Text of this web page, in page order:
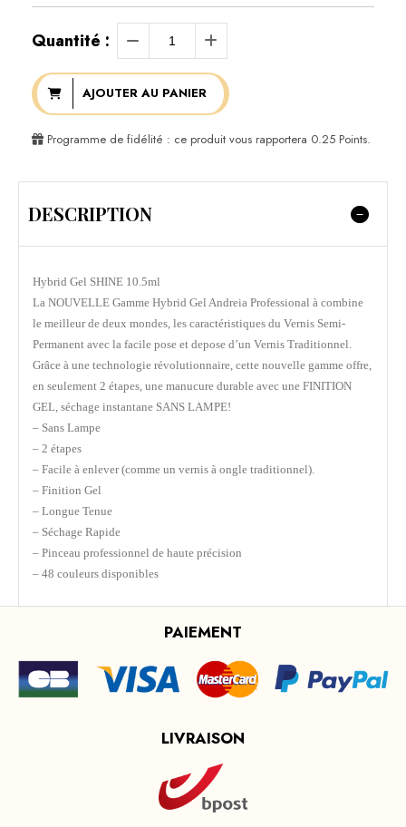
Quantité :
AJOUTER AU PANIER
Programme de fidélité : ce produit vous rapportera 0.25 Points.
DESCRIPTION
Hybrid Gel SHINE 10.5ml
La NOUVELLE Gamme Hybrid Gel Andreia Professional à combine
le meilleur de deux mondes, les caractéristiques du Vernis Semi-
Permanent avec la facile pose et depose d’un Vernis Traditionnel.
Grâce à une technologie révolutionnaire, cette nouvelle gamme offre,
en seulement 2 étapes, une manucure durable avec une FINITION
GEL, séchage instantane SANS LAMPE!
– Sans Lampe
– 2 étapes
– Facile à enlever (comme un vernis à ongle traditionnel).
– Finition Gel
– Longue Tenue
– Séchage Rapide
– Pinceau professionnel de haute précision
– 48 couleurs disponibles
PAIEMENT
LIVRAISON